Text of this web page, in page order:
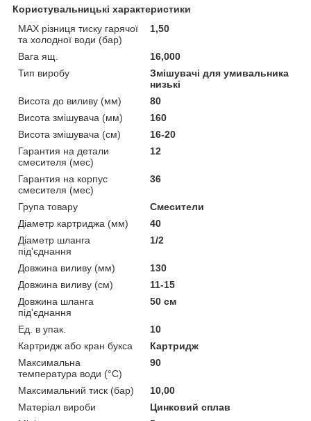
Користувальницькі характеристики
MAX різниця тиску гарячої
та холодної води (бар)
1,50
Вага ящ.
16,000
Тип виробу
Змішувачі для умивальника
низькі
Висота до виливу (мм)
80
Висота змішувача (мм)
160
Висота змішувача (см)
16-20
Гарантия на детали
смесителя (мес)
12
Гарантия на корпус
смесителя (мес)
36
Група товару
Смесители
Діаметр картриджа (мм)
40
Діаметр шланга
під'єднання
1/2
Довжина виливу (мм)
130
Довжина виливу (см)
11-15
Довжина шланга
під'єднання
50 см
Ед. в упак.
10
Картридж або кран букса
Картридж
Максимальна
температура води (°C)
90
Максимальний тиск (бар)
10,00
Матеріал вироби
Цинковий сплав